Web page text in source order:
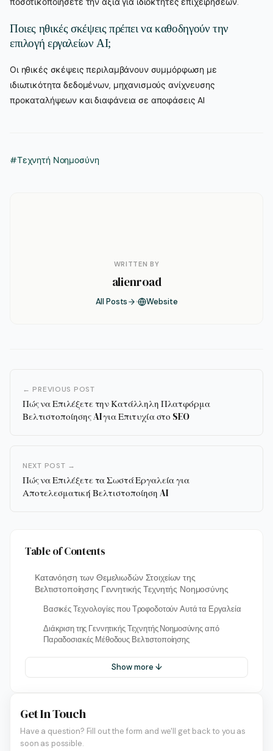
Ποιες ηθικές σκέψεις πρέπει να καθοδηγούν την
επιλογή εργαλείων AI;
Οι ηθικές σκέψεις περιλαμβάνουν συμμόρφωση με
ιδιωτικότητα δεδομένων, μηχανισμούς ανίχνευσης
προκαταλήψεων και διαφάνεια σε αποφάσεις AI
#Τεχνητή Νοημοσύνη
WRITTEN BY
alienroad
All Posts Website
← PREVIOUS POST
Πώς να Επιλέξετε την Κατάλληλη Πλατφόρμα
Βελτιστοποίησης AI για Επιτυχία στο SEO
NEXT POST →
Πώς να Επιλέξετε τα Σωστά Εργαλεία για
Αποτελεσματική Βελτιστοποίηση AI
Table of Contents
Κατανόηση των Θεμελιωδών Στοιχείων της
Βελτιστοποίησης Γεννητικής Τεχνητής Νοημοσύνης
Βασικές Τεχνολογίες που Τροφοδοτούν Αυτά τα Εργαλεία
Διάκριση της Γεννητικής Τεχνητής Νοημοσύνης από
Παραδοσιακές Μέθοδους Βελτιστοποίησης
Show more ↓
Get In Touch
Have a question? Fill out the form and we'll get back to you as
soon as possible.